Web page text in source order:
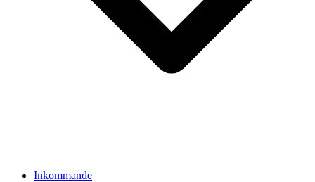
Inkommande